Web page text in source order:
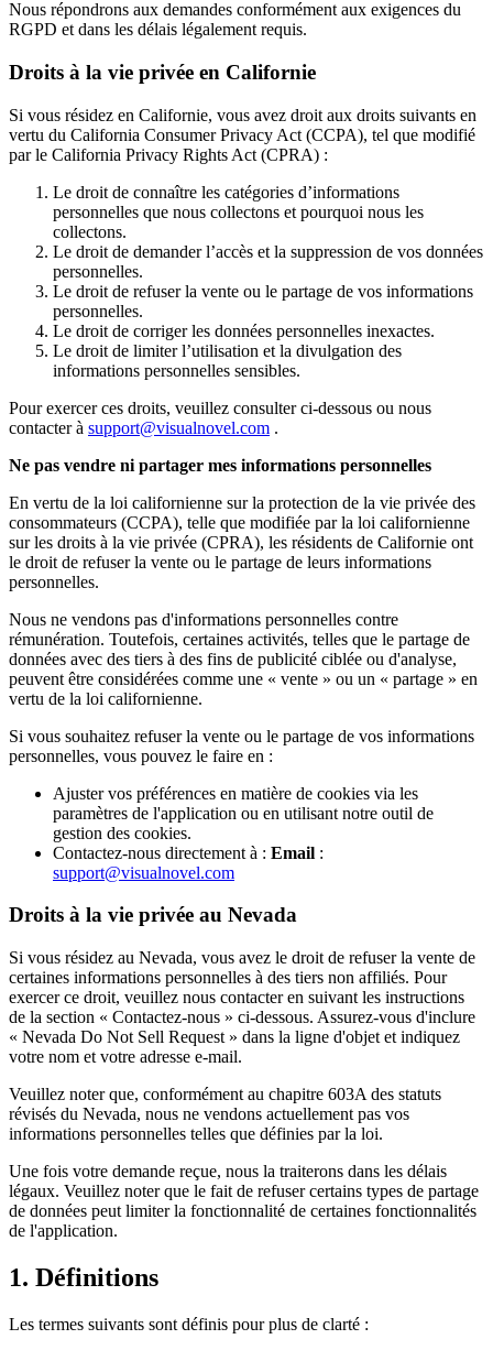
Nous répondrons aux demandes conformément aux exigences du
RGPD et dans les délais légalement requis.
Droits à la vie privée en Californie
Si vous résidez en Californie, vous avez droit aux droits suivants en
vertu du California Consumer Privacy Act (CCPA), tel que modifié
par le California Privacy Rights Act (CPRA) :
Le droit de connaître les catégories d’informations
personnelles que nous collectons et pourquoi nous les
collectons.
Le droit de demander l’accès et la suppression de vos données
personnelles.
Le droit de refuser la vente ou le partage de vos informations
personnelles.
Le droit de corriger les données personnelles inexactes.
Le droit de limiter l’utilisation et la divulgation des
informations personnelles sensibles.
Pour exercer ces droits, veuillez consulter ci-dessous ou nous
contacter à support@visualnovel.com .
Ne pas vendre ni partager mes informations personnelles
En vertu de la loi californienne sur la protection de la vie privée des
consommateurs (CCPA), telle que modifiée par la loi californienne
sur les droits à la vie privée (CPRA), les résidents de Californie ont
le droit de refuser la vente ou le partage de leurs informations
personnelles.
Nous ne vendons pas d'informations personnelles contre
rémunération. Toutefois, certaines activités, telles que le partage de
données avec des tiers à des fins de publicité ciblée ou d'analyse,
peuvent être considérées comme une « vente » ou un « partage » en
vertu de la loi californienne.
Si vous souhaitez refuser la vente ou le partage de vos informations
personnelles, vous pouvez le faire en :
Ajuster vos préférences en matière de cookies via les
paramètres de l'application ou en utilisant notre outil de
gestion des cookies.
Contactez-nous directement à : Email :
support@visualnovel.com
Droits à la vie privée au Nevada
Si vous résidez au Nevada, vous avez le droit de refuser la vente de
certaines informations personnelles à des tiers non affiliés. Pour
exercer ce droit, veuillez nous contacter en suivant les instructions
de la section « Contactez-nous » ci-dessous. Assurez-vous d'inclure
« Nevada Do Not Sell Request » dans la ligne d'objet et indiquez
votre nom et votre adresse e-mail.
Veuillez noter que, conformément au chapitre 603A des statuts
révisés du Nevada, nous ne vendons actuellement pas vos
informations personnelles telles que définies par la loi.
Une fois votre demande reçue, nous la traiterons dans les délais
légaux. Veuillez noter que le fait de refuser certains types de partage
de données peut limiter la fonctionnalité de certaines fonctionnalités
de l'application.
1. Définitions
Les termes suivants sont définis pour plus de clarté :